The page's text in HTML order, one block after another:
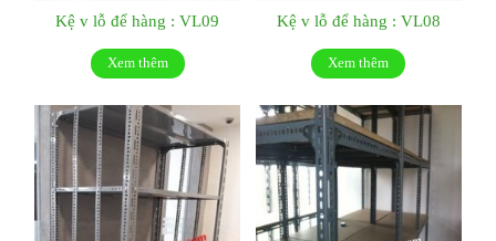
Kệ v lỗ để hàng : VL09
Xem thêm
Kệ v lỗ để hàng : VL08
Xem thêm